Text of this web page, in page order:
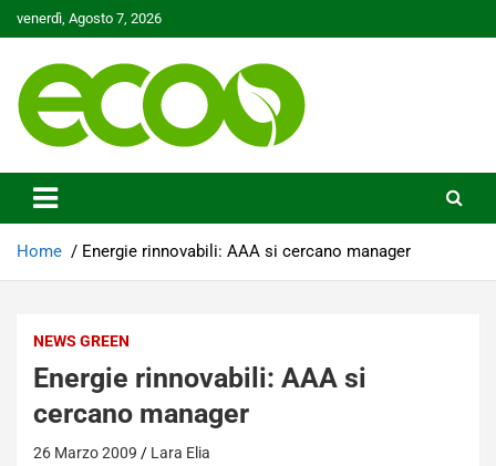
to
venerdì, Agosto 7, 2026
Ecoo.it
Home Energie rinnovabili: AAA si cercano manager
NEWS GREEN
Energie rinnovabili: AAA si
cercano manager
26 Marzo 2009 Lara Elia